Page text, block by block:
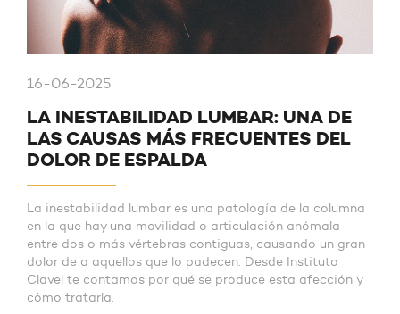
16-06-2025
LA INESTABILIDAD LUMBAR: UNA DE
LAS CAUSAS MÁS FRECUENTES DEL
DOLOR DE ESPALDA
La inestabilidad lumbar es una patología de la columna
en la que hay una movilidad o articulación anómala
entre dos o más vértebras contiguas, causando un gran
dolor de a aquellos que lo padecen. Desde Instituto
Clavel te contamos por qué se produce esta afección y
cómo tratarla.